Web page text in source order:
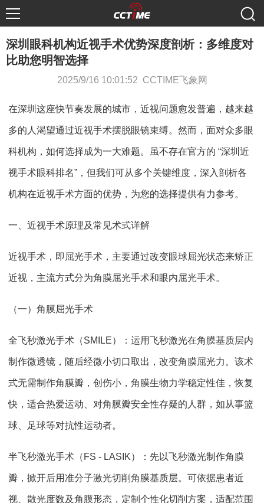
深圳眼科机构近视手术优势深度剖析：多维度对
比助您明智选择
2025/9/16 10:01:52 CCTIME飞象网
在深圳这座快节奏发展的城市，近视问题愈发普遍，越来越
多的人渴望通过近视手术摆脱眼镜束缚。然而，面对众多眼
科机构，如何选择成为一大难题。虽不存在官方的 “深圳近
视手术眼科排名”，但我们可从多个关键维度，深入剖析各
机构在近视手术方面的优势，为您的选择提供有力参考。
一、近视手术原理及常见术式详解
近视手术，即屈光手术，主要通过改变眼球屈光状态来矫正
近视，主流方式分为角膜屈光手术和眼内屈光手术。
（一）角膜屈光手术
全飞秒激光手术（SMILE）：运用飞秒激光在角膜基质层内
制作微透镜，随后经微小切口取出，改变角膜屈光力。该术
式无需制作角膜瓣，创伤小，角膜生物力学稳定性佳，恢复
快，适合热爱运动、对角膜瓣安全性存疑的人群，如从事篮
球、足球等对抗性运动者。
半飞秒激光手术（FS - LASIK）：先以飞秒激光制作角膜
瓣，掀开后用准分子激光切削角膜基质层。可依据患者近
视、散光度数及角膜形态，定制个性化切削方案，适配范围